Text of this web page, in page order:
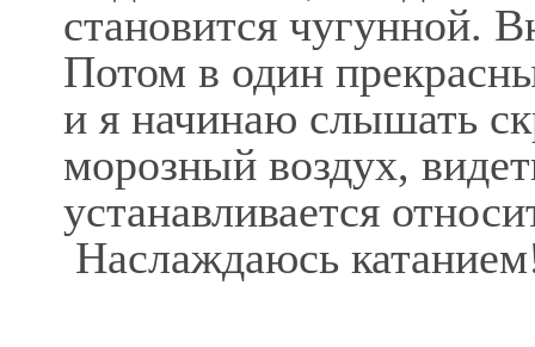
становится чугунной.
Потом в один
и я начинаю слышать
морозный воздух,
устанавливается
Наслаждаюсь